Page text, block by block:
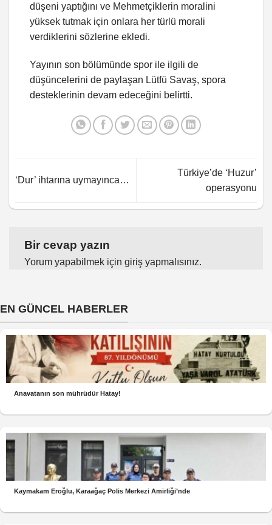
düşeni yaptığını ve Mehmetçiklerin moralini
yüksek tutmak için onlara her türlü morali
verdiklerini sözlerine ekledi.
Yayının son bölümünde spor ile ilgili de
düşüncelerini de paylaşan Lütfü Savaş, spora
desteklerinin devam edeceğini belirtti.
‘Dur’ ihtarına uymayınca…
Türkiye’de ‘Huzur’
operasyonu
Bir cevap yazın
Yorum yapabilmek için giriş yapmalısınız.
EN GÜNCEL HABERLER
Anavatanın son mührüdür Hatay!
Kaymakam Eroğlu, Karaağaç Polis Merkezi Amirliği’nde